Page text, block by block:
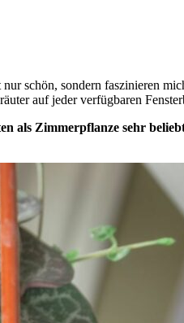
schön, sondern faszinieren
auf jeder verfügbaren
Zimmerpflanze sehr